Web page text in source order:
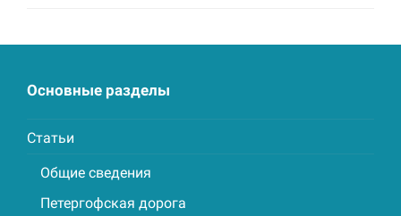
Основные разделы
Статьи
Общие сведения
Петергофская дорога